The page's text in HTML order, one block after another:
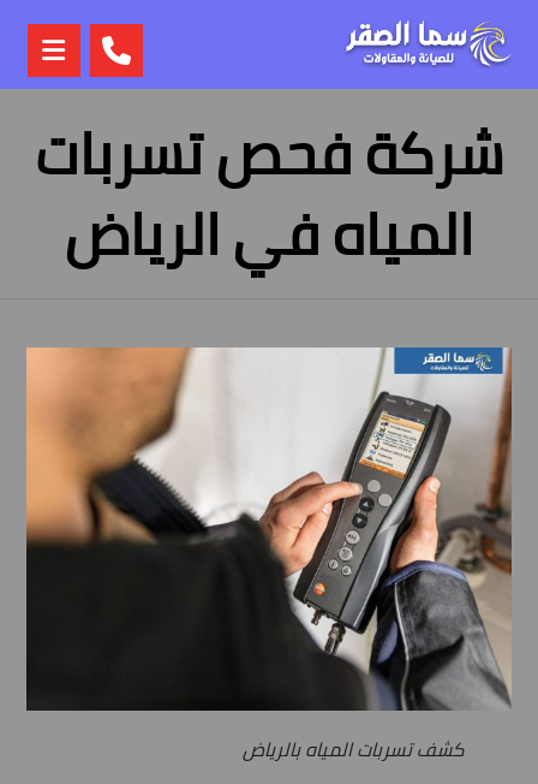
شركة فحص تسربات
المياه في الرياض
كشف تسربات المياه بالرياض